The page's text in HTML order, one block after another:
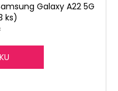
Galaxy A22 5G
ks)